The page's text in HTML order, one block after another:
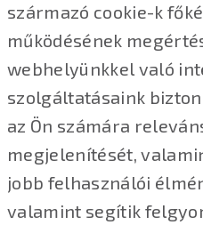
származó cookie-k
működésének
webhelyünkkel való
szolgáltatásaink
az Ön számára
megjelenítését,
jobb felhasználói
valamint segítik